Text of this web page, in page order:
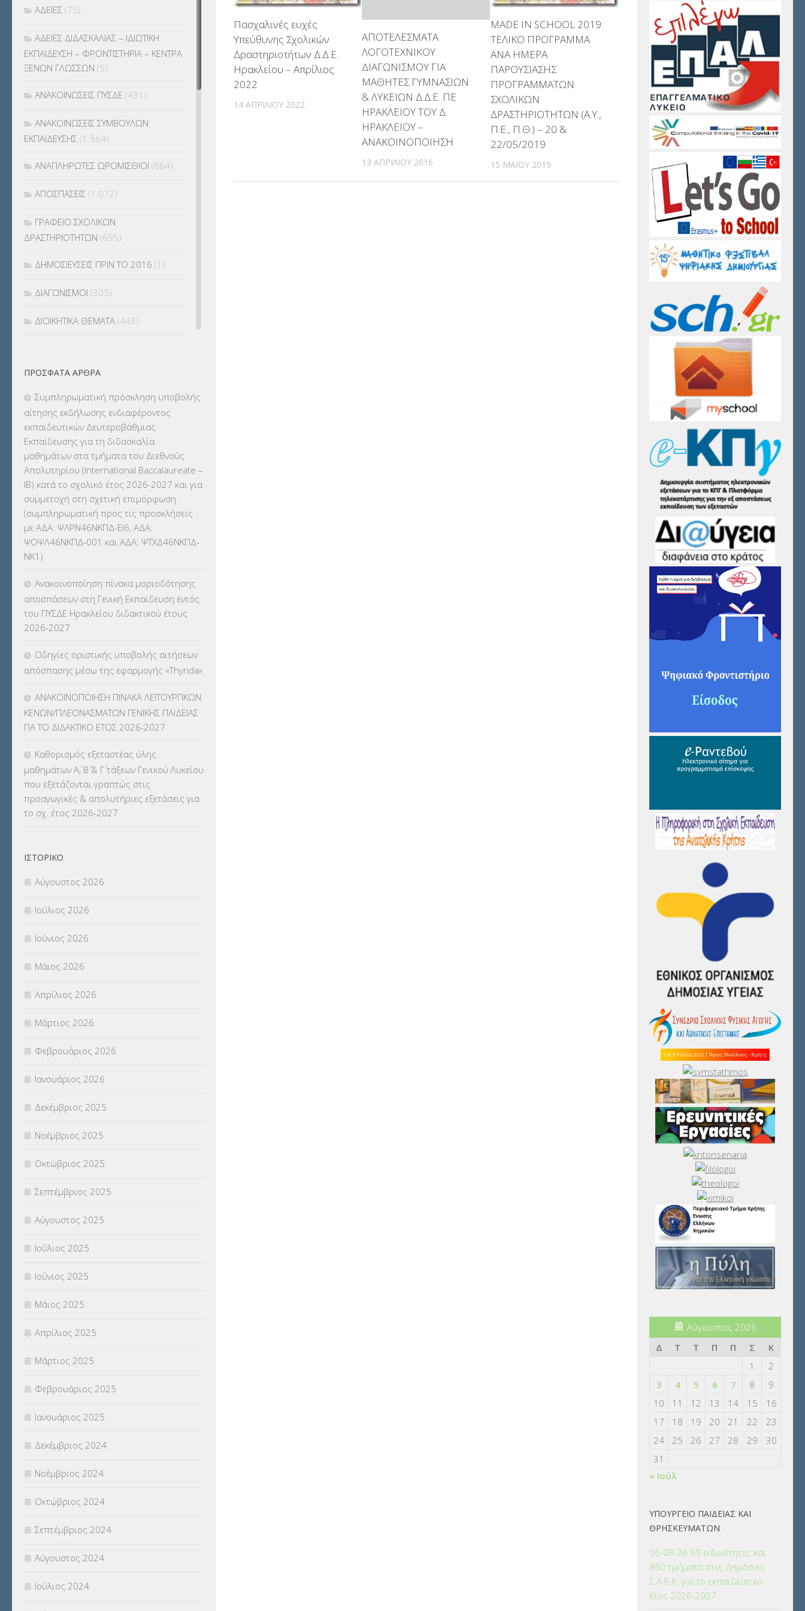
Πασχαλινές ευχές
Υπεύθυνης Σχολικών
Δραστηριοτήτων Δ.Δ.Ε.
Ηρακλείου – Απρίλιος
2022
14 ΑΠΡΙΛΊΟΥ 2022
ΑΠΟΤΕΛΕΣΜΑΤΑ
ΛΟΓΟΤΕΧΝΙΚΟΥ
ΔΙΑΓΩΝΙΣΜΟΥ ΓΙΑ
ΜΑΘΗΤΕΣ ΓΥΜΝΑΣΙΩΝ
& ΛΥΚΕΙΩΝ Δ.Δ.Ε. ΠΕ
ΗΡΑΚΛΕΙΟΥ ΤΟΥ Δ.
ΗΡΑΚΛΕΙΟΥ –
ΑΝΑΚΟΙΝΟΠΟΙΗΣΗ
13 ΑΠΡΙΛΊΟΥ 2016
MADE IN SCHOOL 2019:
ΤΕΛΙΚΟ ΠΡΟΓΡΑΜΜΑ
ΑΝΑ ΗΜΕΡΑ
ΠΑΡΟΥΣΙΑΣΗΣ
ΠΡΟΓΡΑΜΜΑΤΩΝ
ΣΧΟΛΙΚΩΝ
ΔΡΑΣΤΗΡΙΟΤΗΤΩΝ (Α.Υ.,
Π.Ε., Π.Θ.) – 20 &
22/05/2019
15 ΜΑΪ́ΟΥ 2019
ΑΔΕΙΕΣ (75)
ΑΔΕΙΕΣ ΔΙΔΑΣΚΑΛΙΑΣ – ΙΔΙΩΤΙΚΗ
ΕΚΠΑΙΔΕΥΣΗ – ΦΡΟΝΤΙΣΤΗΡΙΑ – ΚΕΝΤΡΑ
ΞΕΝΩΝ ΓΛΩΣΣΩΝ (5)
ΑΝΑΚΟΙΝΩΣΕΙΣ ΠΥΣΔΕ (431)
ΑΝΑΚΟΙΝΩΣΕΙΣ ΣΥΜΒΟΥΛΩΝ
ΕΚΠΑΙΔΕΥΣΗΣ (1.564)
ΑΝΑΠΛΗΡΩΤΕΣ ΩΡΟΜΙΣΘΙΟΙ (864)
ΑΠΟΣΠΑΣΕΙΣ (1.072)
ΓΡΑΦΕΙΟ ΣΧΟΛΙΚΩΝ
ΔΡΑΣΤΗΡΙΟΤΗΤΩΝ (695)
ΔΗΜΟΣΙΕΥΣΕΙΣ ΠΡΙΝ ΤΟ 2016 (1)
ΔΙΑΓΩΝΙΣΜΟΙ (305)
ΔΙΟΙΚΗΤΙΚΑ ΘΕΜΑΤΑ (443)
ΕΚΔΡΟΜΕΣ(7.354)
ΕΚΠΑΙΔΕΥΤΙΚΑ ΘΕΜΑΤΑ (2.824)
ΕΠΑΛ(366)
ΕΠΙΜΟΡΦΩΣΗ Τ.Π.Ε.(10)
ΕΥΡΩΠΑΪΚΑ ΠΡΟΓΡΑΜΜΑΤΑ(230)
ΚΕΣΥ(60)
ΚΕΣΥΠ(109)
ΓΛΩΣΣΟΜΑΘΕΙΑΣ(135)
ΚΠπ- ΚΡΑΤΙΚΟ ΠΙΣΤΟΠΟΙΗΤΙΚΟ
ΠΛΗΡΟΦΟΡΙΚΗΣ
ΛΟΙΠΑ(309)
ΜΕΤΑΘΕΣΕΙΣ-ΤΟΠΟΘΕΤΗΣΕΙΣ
ΒΕΛΤΙΩΣΕΙΣ(319)
ΜΕΤΑΤΑΞΕΙΣ(87)
ΜΕΤΑΦΟΡΑ ΜΑΘΗΤΩΝ(3)
ΝΟΜΟΘΕΣΙΑ(66)
(18)
ΣΥΝΤΑΞΕΙΣ(12)
ΣΧΟΛΙΚΟΙ ΣΥΜΒΟΥΛΟΙ
ΥΠΕΡΑΡΙΘΜΟΙ(1)
ΥΠΟΤΡΟΦΙΕΣ(28)
ΦΥΣΙΚΗ ΑΓΩΓΗ(692)
Χωρίς κατηγορία
ΠΡΌΣΦΑΤΑ ΆΡΘΡΑ
Συμπληρωματική πρόσκληση υποβολής
αίτησης εκδήλωσης ενδιαφέροντος
εκπαιδευτικών Δευτεροβάθμιας
Εκπαίδευσης για τη διδασκαλία
μαθημάτων στα τμήματα του Διεθνούς
Απολυτηρίου (International Baccalaureate –
IB) κατά το σχολικό έτος 2026-2027 και για
συμμετοχή στη σχετική επιμόρφωση
(συμπληρωματική προς τις προσκλήσεις
με ΑΔΑ: ΨΛΡΝ46ΝΚΠΔ-ΕΙ6, ΑΔΑ:
ΨΟΨΛ46ΝΚΠΔ-001 και ΑΔΑ: ΨΤΧΔ46ΝΚΠΔ-
ΝΚ1)
Ανακοινοποίηση πίνακα μοριοδότησης
αποσπάσεων στη Γενική Εκπαίδευση εντός
του ΠΥΣΔΕ Ηρακλείου διδακτικού έτους
2026-2027
Οδηγίες οριστικής υποβολής αιτήσεων
απόσπασης μέσω της εφαρμογής «Thyrida»
ΑΝΑΚΟΙΝΟΠΟΙΗΣΗ ΠΙΝΑΚΑ ΛΕΙΤΟΥΡΓΙΚΩΝ
ΚΕΝΩΝ/ΠΛΕΟΝΑΣΜΑΤΩΝ ΓΕΝΙΚΗΣ ΠΑΙΔΕΙΑΣ
ΓΙΑ ΤΟ ΔΙΔΑΚΤΙΚΟ ΕΤΟΣ 2026-2027
Καθορισμός εξεταστέας ύλης
μαθημάτων Α΄, Β΄ & Γ΄ τάξεων Γενικού Λυκείου
που εξετάζονται γραπτώς στις
προαγωγικές & απολυτήριες εξετάσεις για
το σχ. έτος 2026-2027
ΙΣΤΟΡΙΚΌ
Αύγουστος 2026
Ιούλιος 2026
Ιούνιος 2026
Μάιος 2026
Απρίλιος 2026
Μάρτιος 2026
Φεβρουάριος 2026
Ιανουάριος 2026
Δεκέμβριος 2025
Νοέμβριος 2025
Οκτώβριος 2025
Σεπτέμβριος 2025
Αύγουστος 2025
Ιούλιος 2025
Ιούνιος 2025
Μάιος 2025
Απρίλιος 2025
Μάρτιος 2025
Φεβρουάριος 2025
Ιανουάριος 2025
Δεκέμβριος 2024
Νοέμβριος 2024
Οκτώβριος 2024
Σεπτέμβριος 2024
Αύγουστος 2024
Ιούλιος 2024
Αύγουστος 2026
Δ
Τ Τ Π Π Σ
Κ
1
2
3
4 5 6 7 8
9
10
11 12 13 14 15
16
17
18 19 20 21 22
23
24
25 26 27 28 29
30
31
« Ιούλ
ΥΠΟΥΡΓΕΙΟ ΠΑΙΔΕΙΑΣ ΚΑΙ
ΘΡΗΣΚΕΥΜΑΤΩΝ
06-08-26 95 ειδικότητες και
860 τμήματα στις Δημόσιες
Σ.Α.Ε.Κ. για το εκπαιδευτικό
έτος 2026-2027